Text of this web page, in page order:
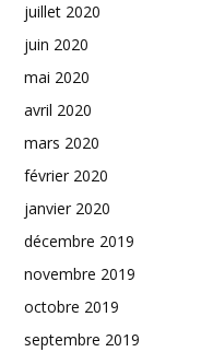
juillet 2020
juin 2020
mai 2020
avril 2020
mars 2020
février 2020
janvier 2020
décembre 2019
novembre 2019
octobre 2019
septembre 2019